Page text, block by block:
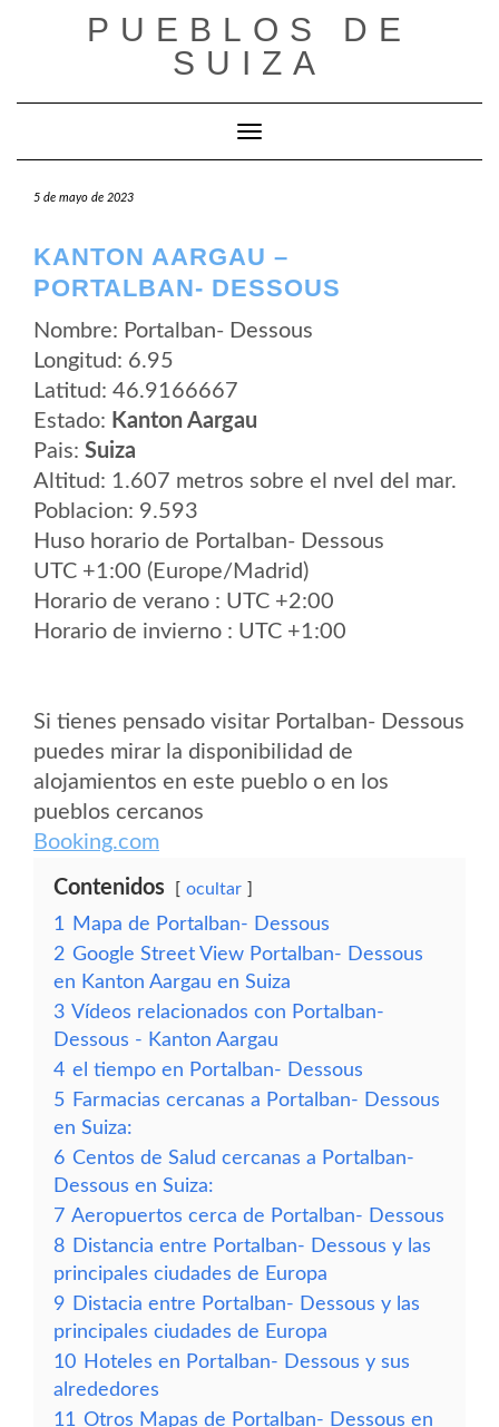
PUEBLOS DE
SUIZA
Cambiar modo de navegación
5 de mayo de 2023
KANTON AARGAU –
PORTALBAN- DESSOUS
Nombre: Portalban- Dessous
Longitud: 6.95
Latitud: 46.9166667
Estado: Kanton Aargau
Pais: Suiza
Altitud: 1.607 metros sobre el nvel del mar.
Poblacion: 9.593
Huso horario de Portalban- Dessous
UTC +1:00 (Europe/Madrid)
Horario de verano : UTC +2:00
Horario de invierno : UTC +1:00
Si tienes pensado visitar Portalban- Dessous
puedes mirar la disponibilidad de
alojamientos en este pueblo o en los
pueblos cercanos
Booking.com
Contenidos ocultar
1
Mapa de Portalban- Dessous
2 Google Street View Portalban- Dessous
en Kanton Aargau en Suiza
3 Vídeos relacionados con Portalban-
Dessous - Kanton Aargau
4 el tiempo en Portalban- Dessous
5 Farmacias cercanas a Portalban- Dessous
en Suiza:
6 Centos de Salud cercanas a Portalban-
Dessous en Suiza:
7 Aeropuertos cerca de Portalban- Dessous
8 Distancia entre Portalban- Dessous y las
principales ciudades de Europa
9 Distacia entre Portalban- Dessous y las
principales ciudades de Europa
10 Hoteles en Portalban- Dessous y sus
alrededores
11 Otros Mapas de Portalban- Dessous en